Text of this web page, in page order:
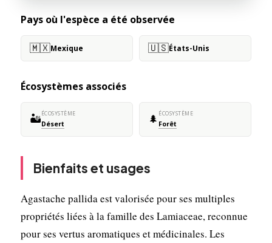
Pays où l'espèce a été observée
🇲🇽Mexique 🇺🇸États-Unis
Écosystèmes associés
🏜️ÉCOSYSTÈME
Désert 🌲 ÉCOSYSTÈME
Forêt
Bienfaits et usages
Agastache pallida est valorisée pour ses multiples
propriétés liées à la famille des Lamiaceae, reconnue
pour ses vertus aromatiques et médicinales. Les